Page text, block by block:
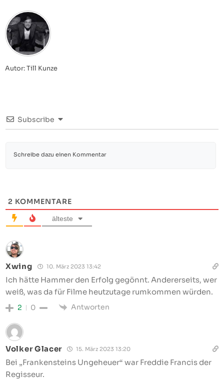
Autor: Till Kunze
Subscribe
2 KOMMENTARE
älteste
Xwing 10. März 2023 13:42
Ich hätte Hammer den Erfolg gegönnt. Andererseits, wer
weiß, was da für Filme heutzutage rumkommen würden.
2 0 Antworten
Volker Glacer 15. März 2023 13:20
Bei „Frankensteins Ungeheuer“ war Freddie Francis der
Regisseur.